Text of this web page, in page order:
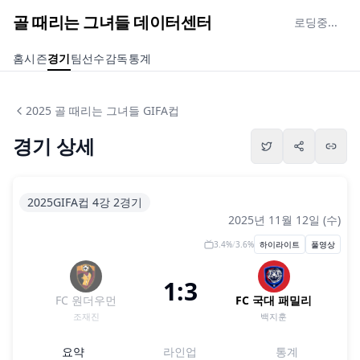
골 때리는 그녀들 데이터센터 로딩중...
홈시즌경기팀선수감독통계
2025 골 때리는 그녀들 GIFA컵
경기 상세
2025GIFA컵 4강 2경기
2025년 11월 12일 (수)
3.4%/3.6% 하이라이트 풀영상
FC 원더우먼
조재진
1:3 FC 국대 패밀리
백지훈
요약 라인업 통계